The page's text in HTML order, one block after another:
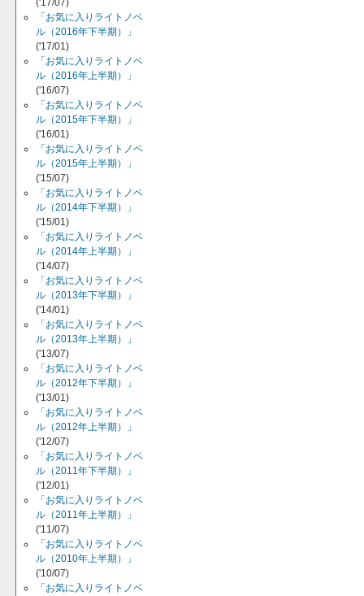
('17/07)
「お気に入りライトノベ
ル（2016年下半期）」
('17/01)
「お気に入りライトノベ
ル（2016年上半期）」
('16/07)
「お気に入りライトノベ
ル（2015年下半期）」
('16/01)
「お気に入りライトノベ
ル（2015年上半期）」
('15/07)
「お気に入りライトノベ
ル（2014年下半期）」
('15/01)
「お気に入りライトノベ
ル（2014年上半期）」
('14/07)
「お気に入りライトノベ
ル（2013年下半期）」
('14/01)
「お気に入りライトノベ
ル（2013年上半期）」
('13/07)
「お気に入りライトノベ
ル（2012年下半期）」
('13/01)
「お気に入りライトノベ
ル（2012年上半期）」
('12/07)
「お気に入りライトノベ
ル（2011年下半期）」
('12/01)
「お気に入りライトノベ
ル（2011年上半期）」
('11/07)
「お気に入りライトノベ
ル（2010年上半期）」
('10/07)
「お気に入りライトノベ